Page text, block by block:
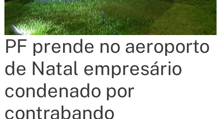
PF prende no aeroporto
de Natal empresário
condenado por
contrabando